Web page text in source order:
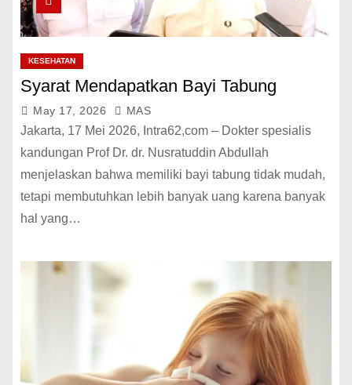
KESEHATAN
Syarat Mendapatkan Bayi Tabung
May 17, 2026 MAS
Jakarta, 17 Mei 2026, Intra62,com – Dokter spesialis
kandungan Prof Dr. dr. Nusratuddin Abdullah
menjelaskan bahwa memiliki bayi tabung tidak mudah,
tetapi membutuhkan lebih banyak uang karena banyak
hal yang…